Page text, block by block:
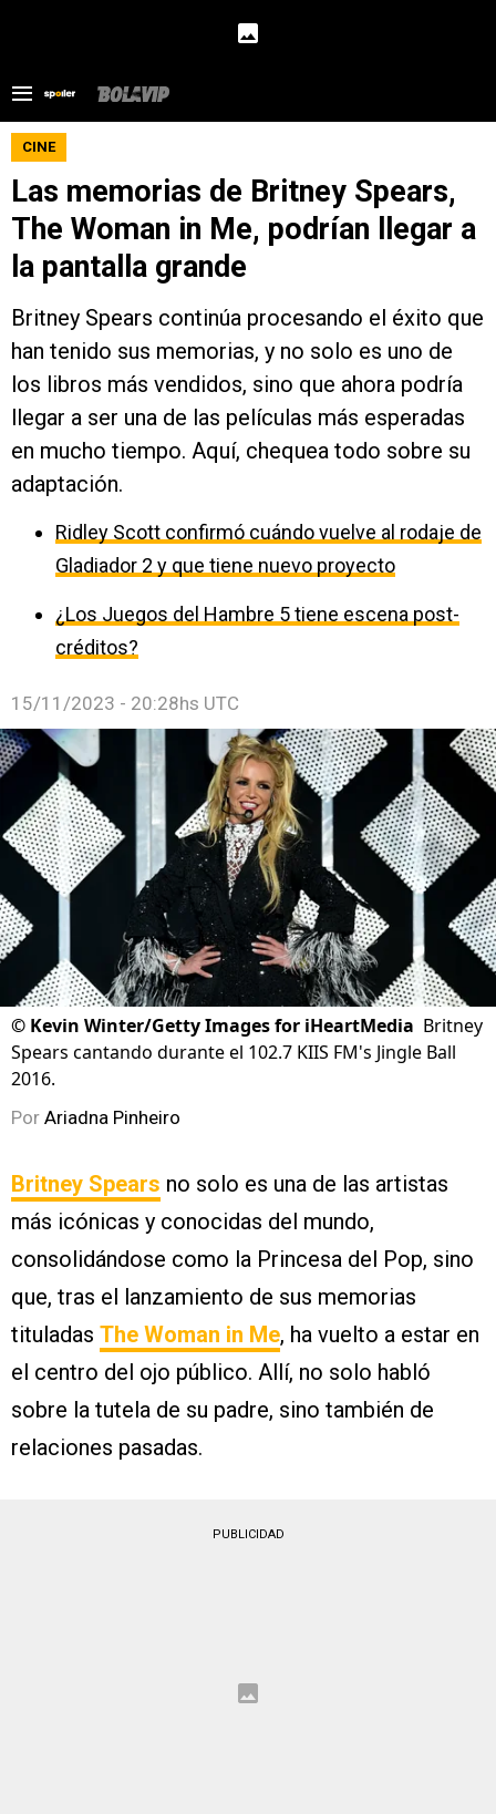
CINE
Las memorias de Britney Spears,
The Woman in Me, podrían llegar a
la pantalla grande
Britney Spears continúa procesando el éxito que
han tenido sus memorias, y no solo es uno de
los libros más vendidos, sino que ahora podría
llegar a ser una de las películas más esperadas
en mucho tiempo. Aquí, chequea todo sobre su
adaptación.
Ridley Scott confirmó cuándo vuelve al rodaje de
Gladiador 2 y que tiene nuevo proyecto
¿Los Juegos del Hambre 5 tiene escena post-
créditos?
15/11/2023 - 20:28hs UTC
© Kevin Winter/Getty Images for iHeartMedia Britney
Spears cantando durante el 102.7 KIIS FM's Jingle Ball
2016.
Por Ariadna Pinheiro
Britney Spears no solo es una de las artistas
más icónicas y conocidas del mundo,
consolidándose como la Princesa del Pop, sino
que, tras el lanzamiento de sus memorias
tituladas The Woman in Me, ha vuelto a estar en
el centro del ojo público. Allí, no solo habló
sobre la tutela de su padre, sino también de
relaciones pasadas.
PUBLICIDAD